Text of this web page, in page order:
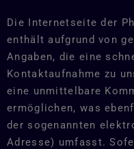
Die Internetseite der
enthält aufgrund von
Angaben, die eine
Kontaktaufnahme zu
eine unmittelbare
ermöglichen, was
der sogenannten
Adresse) umfasst.